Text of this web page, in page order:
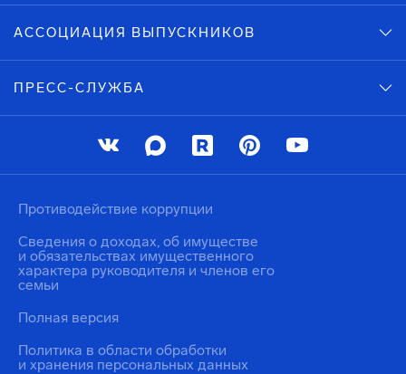
АССОЦИАЦИЯ ВЫПУСКНИКОВ
ПРЕСС-СЛУЖБА
Политика в области обработки
и хранения персональных данных
Противодействие коррупции
Сведения о доходах, об имуществе
и обязательствах имущественного
характера руководителя и членов его
семьи
Полная версия